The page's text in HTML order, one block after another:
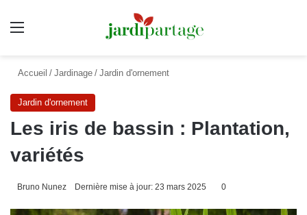
Menu
Accueil / Jardinage / Jardin d'ornement
Jardin d'ornement
Les iris de bassin : Plantation,
variétés
Bruno Nunez Dernière mise à jour: 23 mars 2025 0